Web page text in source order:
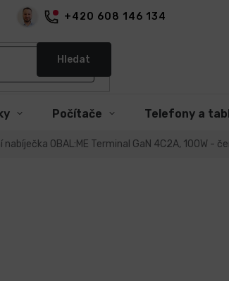
+420 608 146 134
Hledat
Počítače Telefony a
nabíječka OBAL:ME Terminal GaN 4C2A, 100W -